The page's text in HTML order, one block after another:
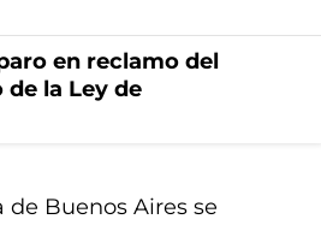
en reclamo del
la Ley de
Buenos Aires se